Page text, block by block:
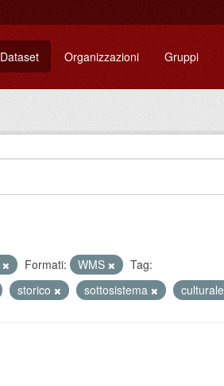
Dataset Organizzazioni Gruppi
Formati: WMS
Tag:
storico sottosistema culturale